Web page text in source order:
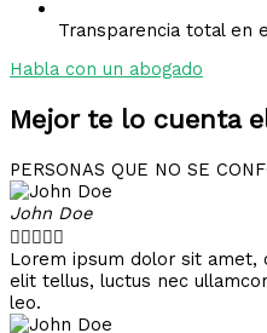
Transparencia total en
Habla con un abogado
Mejor te lo cuenta
PERSONAS QUE NO SE
John Doe

Lorem ipsum dolor sit amet,
elit tellus, luctus nec
leo.